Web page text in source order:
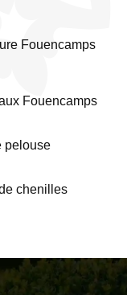
Fouencamps
Fouencamps
pelouse
chenilles